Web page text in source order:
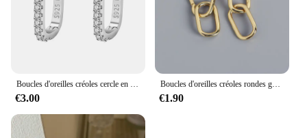
Boucles d'oreilles créoles cercle en cristal pour femme, argent regardé 925, haute qualité, mode, cadeau de fête de mariage, rue, bijoux polyvalents
€3.00
Boucles d'oreilles créoles rondes géométriques pour femmes, boucles d'oreilles pendantes rétro, conception à double boucle, bijoux punk hip hop pour filles, document en or, mode
€1.90